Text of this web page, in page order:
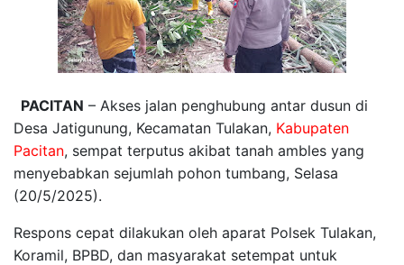
PACITAN – Akses jalan penghubung antar dusun di
Desa Jatigunung, Kecamatan Tulakan, Kabupaten
Pacitan, sempat terputus akibat tanah ambles yang
menyebabkan sejumlah pohon tumbang, Selasa
(20/5/2025).
Respons cepat dilakukan oleh aparat Polsek Tulakan,
Koramil, BPBD, dan masyarakat setempat untuk